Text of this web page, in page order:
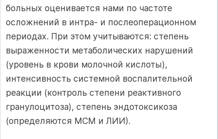
больных оценивается нами по частоте
осложнений в интра- и послеоперационном
периодах. При этом учитываются: степень
выраженности метаболических нарушений
(уровень в крови молочной кислоты),
интенсивность системной воспалительной
реакции (контроль степени реактивного
гранулоцитоза), степень эндотоксикоза
(определяются МСМ и ЛИИ).